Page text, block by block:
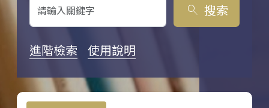
search 搜索
進階檢索 使用說明